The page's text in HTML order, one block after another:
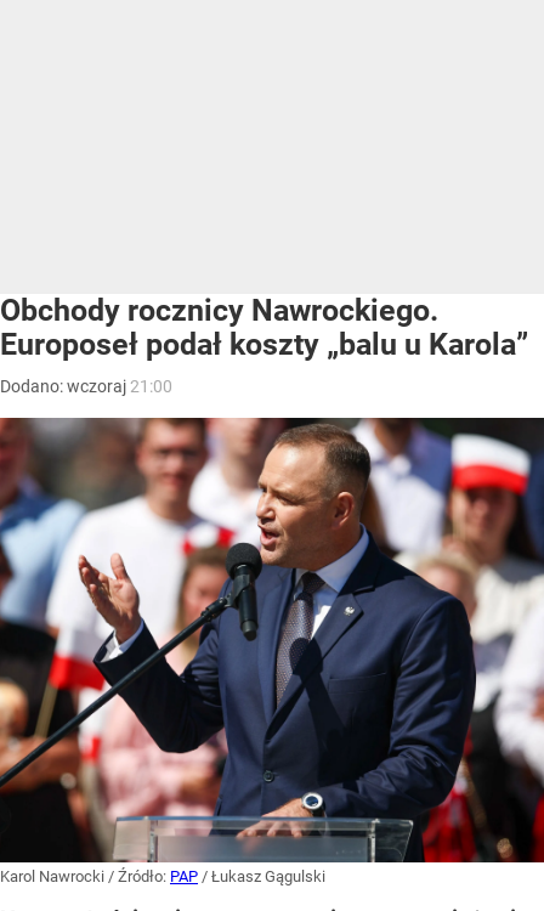
Obchody rocznicy Nawrockiego.
Europoseł podał koszty „balu u Karola”
Dodano:wczoraj 21:00
Karol Nawrocki / Źródło: PAP / Łukasz Gągulski